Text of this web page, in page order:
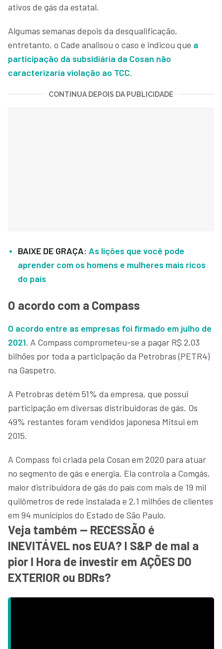
ativos de gás da estatal.
Algumas semanas depois da desqualificação,
entretanto, o Cade analisou o caso e indicou que a
participação da subsidiária da Cosan não
caracterizaria violação ao TCC.
CONTINUA DEPOIS DA PUBLICIDADE
BAIXE DE GRAÇA: As lições que você pode
aprender com os homens e mulheres mais ricos
do país
O acordo com a Compass
O acordo entre as empresas foi firmado em julho de
2021. A Compass comprometeu-se a pagar R$ 2,03
bilhões por toda a participação da Petrobras (PETR4)
na Gaspetro.
A Petrobras detém 51% da empresa, que possui
participação em diversas distribuidoras de gás. Os
49% restantes foram vendidos japonesa Mitsui em
2015.
A Compass foi criada pela Cosan em 2020 para atuar
no segmento de gás e energia. Ela controla a Comgás,
maior distribuidora de gás do país com mais de 19 mil
quilômetros de rede instalada e 2,1 milhões de clientes
em 94 municípios do Estado de São Paulo.
Veja também — RECESSÃO é
INEVITÁVEL nos EUA? I S&P de mal a
pior I Hora de investir em AÇÕES DO
EXTERIOR ou BDRs?